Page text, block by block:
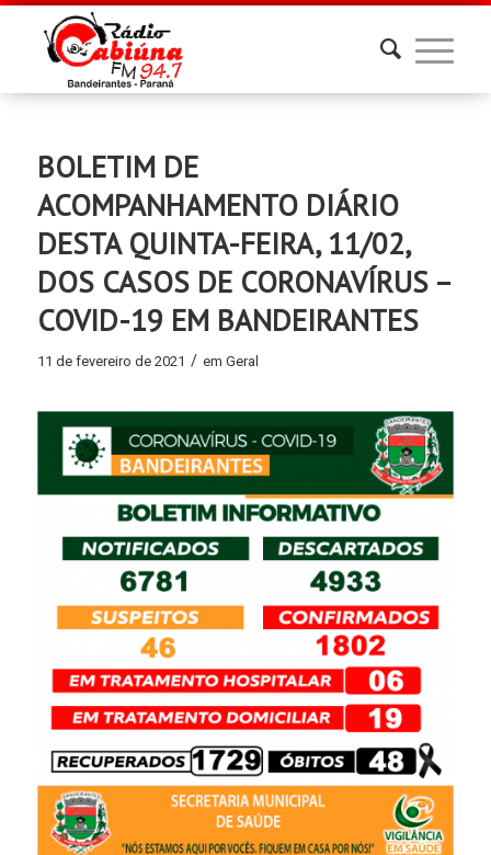
BOLETIM DE
ACOMPANHAMENTO DIÁRIO
DESTA QUINTA-FEIRA, 11/02,
DOS CASOS DE CORONAVÍRUS –
COVID-19 EM BANDEIRANTES
11 de fevereiro de 2021 / em Geral